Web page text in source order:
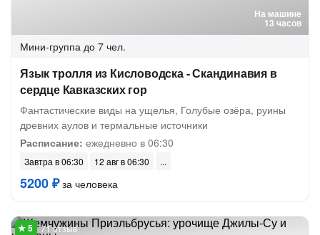
На машине
13 часов
Мини-группа до 7 чел.
Язык тролля из Кисловодска - Скандинавия в
сердце Кавказских гор
Фантастические виды на ущелья, Голубые озёра, руины
древних аулов и термальные источники
Расписание: ежедневно в 06:30
Завтра в 06:30 12 авг в 06:30
5200 ₽за человека
71 отзыв